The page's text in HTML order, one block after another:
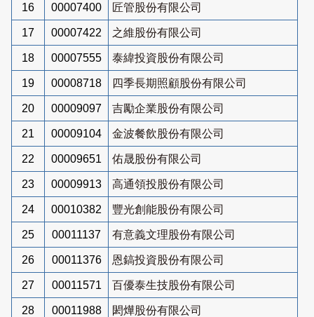
16 00007400 匠管股份有限公司
17 00007422 之維股份有限公司
18 00007555 泰緯投資股份有限公司
19 00008718 四季長期照顧股份有限公司
20 00009097 吉勵企業股份有限公司
21 00009104 金波餐飲股份有限公司
22 00009651 佑晟股份有限公司
23 00009913 高通領投股份有限公司
24 00010382 豐光創能股份有限公司
25 00011137 有意義文理股份有限公司
26 00011376 恩鎬投資股份有限公司
27 00011571 百優泰生技股份有限公司
28 00011988 閎燁股份有限公司